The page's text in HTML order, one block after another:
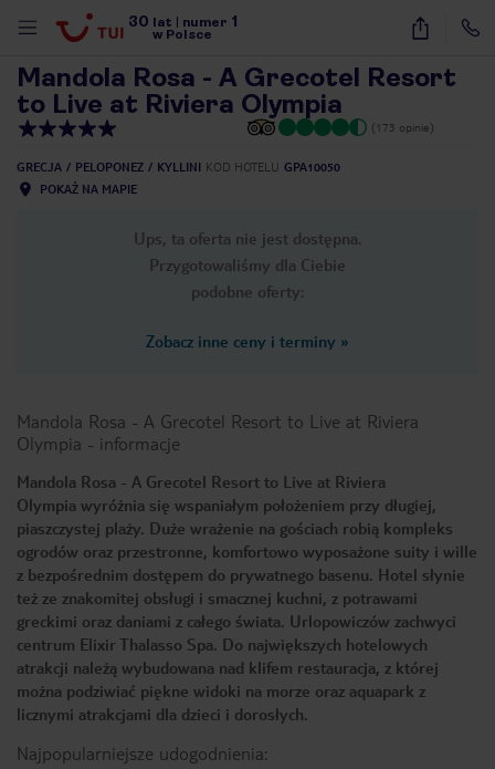
30 lat numer 1
w Polsce
48
Mandola Rosa - A Grecotel Resort
to Live at Riviera Olympia
(173 opinie)
GRECJA PELOPONEZ KYLLINI KOD HOTELU GPA10050
POKAŻ NA MAPIE
Ups, ta oferta nie jest dostępna.
Przygotowaliśmy dla Ciebie
podobne oferty:
Zobacz inne ceny i terminy »
Mandola Rosa - A Grecotel Resort to Live at Riviera
Olympia - informacje
Mandola Rosa - A Grecotel Resort to Live at Riviera
Olympia wyróżnia się wspaniałym położeniem przy długiej,
piaszczystej plaży. Duże wrażenie na gościach robią kompleks
ogrodów oraz przestronne, komfortowo wyposażone suity i wille
z bezpośrednim dostępem do prywatnego basenu. Hotel słynie
też ze znakomitej obsługi i smacznej kuchni, z potrawami
greckimi oraz daniami z całego świata. Urlopowiczów zachwyci
centrum Elixir Thalasso Spa. Do największych hotelowych
atrakcji należą wybudowana nad klifem restauracja, z której
można podziwiać piękne widoki na morze oraz aquapark z
licznymi atrakcjami dla dzieci i dorosłych.
Najpopularniejsze udogodnienia: